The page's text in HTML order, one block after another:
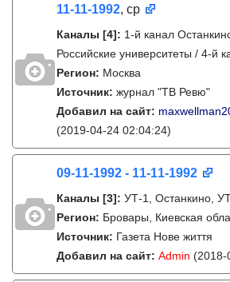
11-11-1992, ср
Каналы [4]: 1-й канал
Российские университеты / 4-й
Регион: Москва
Источник: журнал "ТВ Ревю"
Добавил на сайт:
(2019-04-24 02:04:24)
09-11-1992 - 11-11-1992
Каналы [3]: УТ-1, Останкино,
Регион: Бровары, Киевская
Источник: Газета Нове життя
Добавил на сайт: Admin (2018-